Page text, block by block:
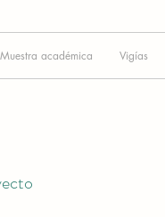
Muestra académica Vigías